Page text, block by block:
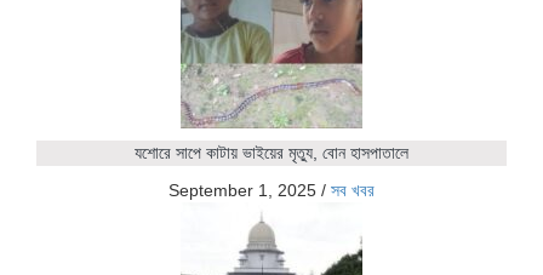
যশোরে সাপে কাটায় ভাইয়ের মৃত্যু, বোন হাসপাতালে
September 1, 2025 / সব খবর